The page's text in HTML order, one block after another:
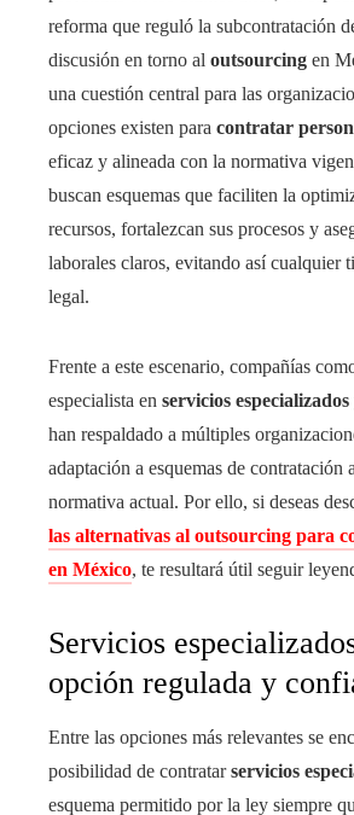
reforma que reguló la subcontratación
discusión en torno al outsourcing en
una cuestión central para las
opciones existen para contratar
eficaz y alineada con la normativa
buscan esquemas que faciliten la
recursos, fortalezcan sus procesos y
laborales claros, evitando así cualquier
legal.
Frente a este escenario, compañías
especialista en servicios
han respaldado a múltiples
adaptación a esquemas de contratación
normativa actual. Por ello, si deseas
las alternativas al outsourcing para
en México, te resultará útil seguir
Servicios
opción regulada y
Entre las opciones más relevantes se
posibilidad de contratarservicios
esquema permitido por la ley siempre